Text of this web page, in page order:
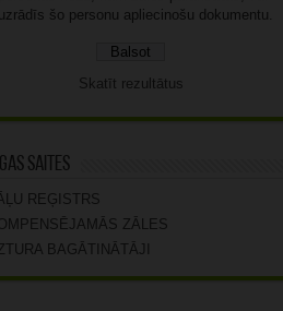
šo personu apliecinošu dokumentu.
Skatīt rezultātus
saites
REĢISTRS
ZĀLES
BAGĀTINĀTĀJI